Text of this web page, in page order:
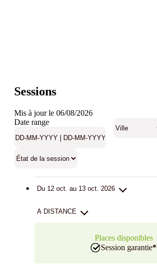
Sessions
Mis à jour le 06/08/2026
Date range
Du 12 oct. au 13 oct. 2026
A DISTANCE
Places disponibles
Session garantie*